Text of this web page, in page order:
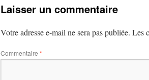
Laisser un commentaire
Votre adresse e-mail ne sera pas publiée. Les
Commentaire *